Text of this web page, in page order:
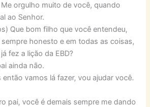
orgulho muito de você, quando
ao Senhor.
Que bom filho que você entendeu,
honesto e em todas as coisas,
fez a lição da EBD?
ainda não.
então vamos lá fazer, vou ajudar você.
pai, você é demais sempre me dando